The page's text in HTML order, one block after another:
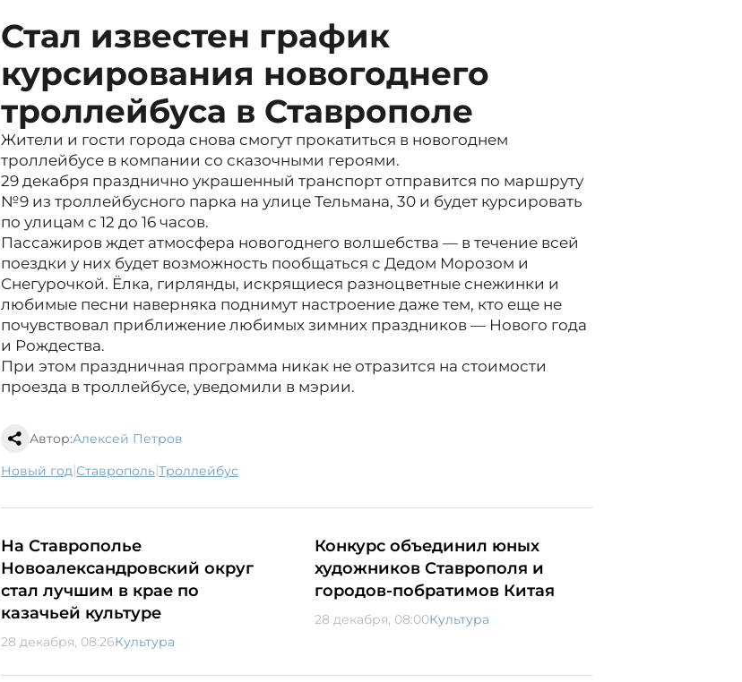
Стал известен график
курсирования новогоднего
троллейбуса в Ставрополе
Жители и гости города снова смогут прокатиться в новогоднем
троллейбусе в компании со сказочными героями.
29 декабря празднично украшенный транспорт отправится по маршруту
№9 из троллейбусного парка на улице Тельмана, 30 и будет курсировать
по улицам с 12 до 16 часов.
Пассажиров ждет атмосфера новогоднего волшебства — в течение всей
поездки у них будет возможность пообщаться с Дедом Морозом и
Снегурочкой. Ёлка, гирлянды, искрящиеся разноцветные снежинки и
любимые песни наверняка поднимут настроение даже тем, кто еще не
почувствовал приближение любимых зимних праздников — Нового года
и Рождества.
При этом праздничная программа никак не отразится на стоимости
проезда в троллейбусе, уведомили в мэрии.
Автор:Алексей Петров
новый год| Ставрополь| троллейбус
На Ставрополье
Новоалександровский округ
стал лучшим в крае по
казачьей культуре
28 декабря, 08:26Культура
Конкурс объединил юных
художников Ставрополя и
городов-побратимов Китая
28 декабря, 08:00Культура